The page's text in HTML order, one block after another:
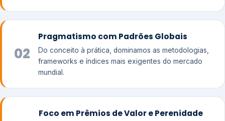
02
Pragmatismo com Padrões Globais
Do conceito à prática, dominamos as metodologias,
frameworks e índices mais exigentes do mercado
mundial.
Foco em Prêmios de Valor e Perenidade